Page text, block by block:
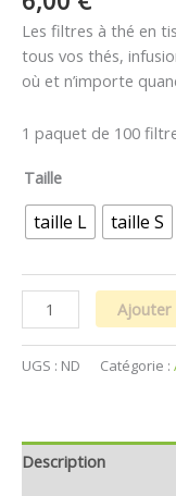
basé
sur
notation
client
Les filtres à thé en
tous vos thés,
où et n’importe
1 paquet de 100
Taille
taille L taille S
Ajouter
UGS : ND Catégorie :
Description